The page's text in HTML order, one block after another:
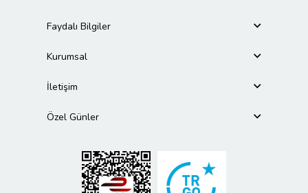
Faydalı Bilgiler
Kurumsal
İletişim
Özel Günler